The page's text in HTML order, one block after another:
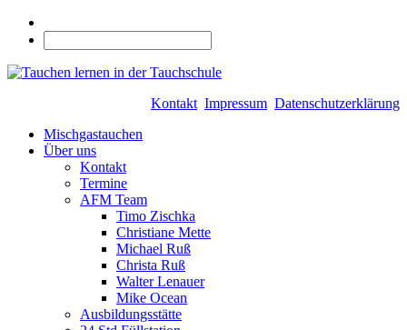
Kontakt Impressum Datenschutzerklärung
Mischgastauchen
Über uns
Kontakt
Termine
AFM Team
Timo Zischka
Christiane Mette
Michael Ruß
Christa Ruß
Walter Lenauer
Mike Ocean
Ausbildungsstätte